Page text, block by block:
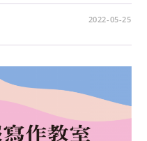
2022-05-25